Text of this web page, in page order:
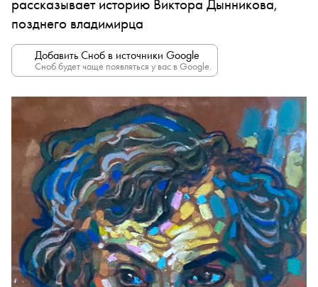
рассказывает историю Виктора Дынникова,
позднего владимирца
Добавить Сноб в источники Google
Сноб будет чаще появляться у вас в Google.